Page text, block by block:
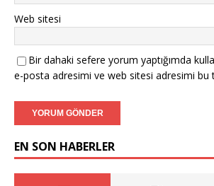
Web sitesi
Bir dahaki sefere yorum yaptığımda
e-posta adresimi ve web sitesi adresimi bu
EN SON HABERLER